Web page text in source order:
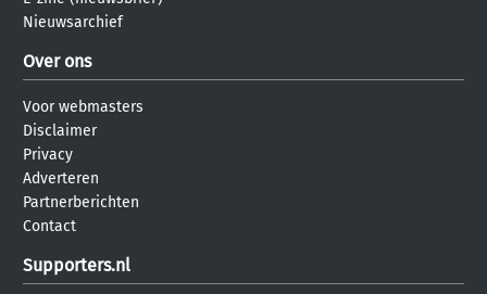
Nieuwsarchief
Over ons
Voor webmasters
Disclaimer
Privacy
Adverteren
Partnerberichten
Contact
Supporters.nl